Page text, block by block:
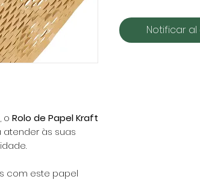
, o Rolo de Papel Kraft
às suas
com este papel
Notificar